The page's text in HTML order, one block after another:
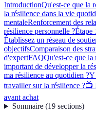
IntroductionQu'est-ce que la
la résilience dans la vie
mentaleRenforcement des
résilience personnelle ?Étape
Établissez un réseau de
objectifsComparaison des
d'expertFAQQu'est-ce que la
important de développer la
ma résilience au quotidien ?Y
travailler sur la résilience ?📺
avant achat
Sommaire(19 sections)